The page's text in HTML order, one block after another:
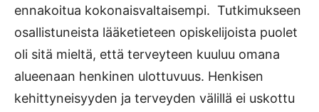
ennakoitua kokonaisvaltaisempi. Tutkimukseen
osallistuneista lääketieteen opiskelijoista puolet
oli sitä mieltä, että terveyteen kuuluu omana
alueenaan henkinen ulottuvuus. Henkisen
kehittyneisyyden ja terveyden välillä ei uskottu